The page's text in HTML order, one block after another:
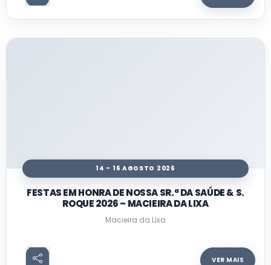
14 - 16 AGOSTO 2026
FESTAS EM HONRA DE NOSSA SR.ª DA SAÚDE & S.
ROQUE 2026 – MACIEIRA DA LIXA
Macieira da Lixa
VER MAIS